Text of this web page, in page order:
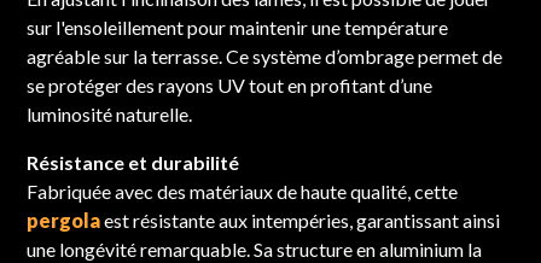
sur l'ensoleillement pour maintenir une température
agréable sur la terrasse. Ce système d’ombrage permet de
se protéger des rayons UV tout en profitant d’une
luminosité naturelle.
Résistance et durabilité
Fabriquée avec des matériaux de haute qualité, cette
pergolaest résistante aux intempéries, garantissant ainsi
une longévité remarquable. Sa structure en aluminium la